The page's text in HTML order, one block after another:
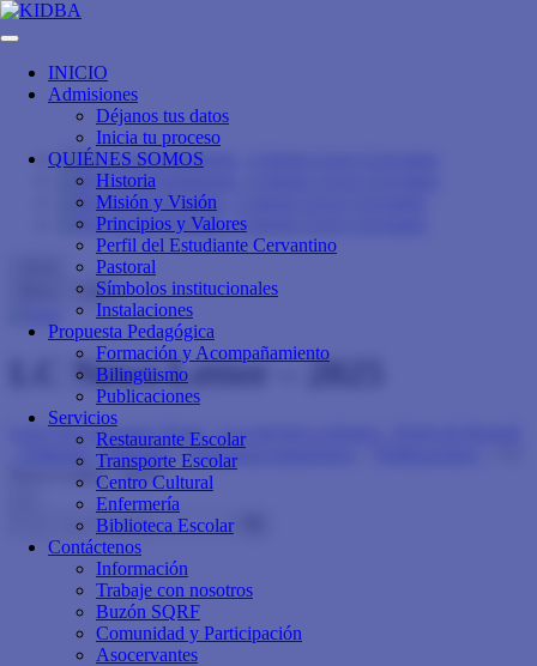
INICIO
Admisiones
Déjanos tus datos
Inicia tu proceso
QUIÉNES SOMOS
Historia
Misión y Visión
Principios y Valores
Perfil del Estudiante Cervantino
Pastoral
Símbolos institucionales
Instalaciones
Propuesta Pedagógica
Formación y Acompañamiento
Bilingüismo
Publicaciones
Servicios
Restaurante Escolar
Transporte Escolar
Centro Cultural
Enfermería
Biblioteca Escolar
Contáctenos
Información
Trabaje con nosotros
Buzón SQRF
Comunidad y Participación
Asocervantes
Info
LC News Letter – 2025
Liceo de Cervantes Norte - Los mejores colegios - Norte de Bogotá
- Trilingüe - Bilingüe>Propuesta pedagógica
News Letter – 2025